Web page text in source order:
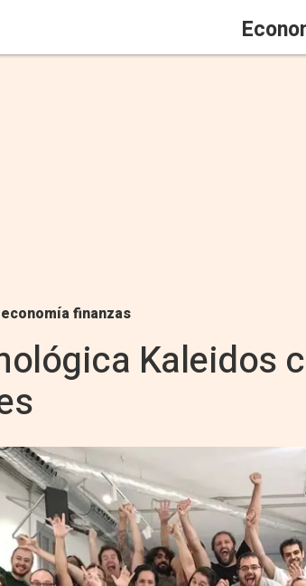
economía finanzas
Kaleidos